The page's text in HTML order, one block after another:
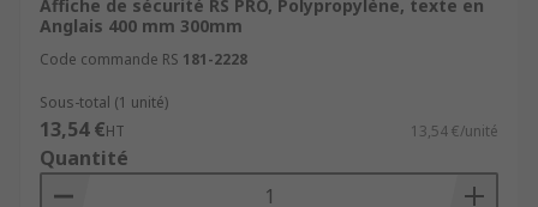
Affiche de sécurité RS PRO, Polypropylène, texte en
Anglais 400 mm 300mm
Code commande RS 181-2228
Sous-total (1 unité)
13,54 €HT 13,54 €/unité
Quantité